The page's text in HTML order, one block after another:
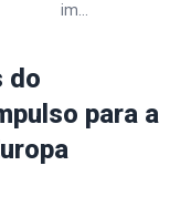
im...
do
para a